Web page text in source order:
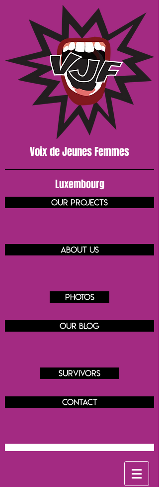
Voix de JeunesFemmes
Luxembourg
our projects
About us
Photos
Our blog
Survivors
Contact